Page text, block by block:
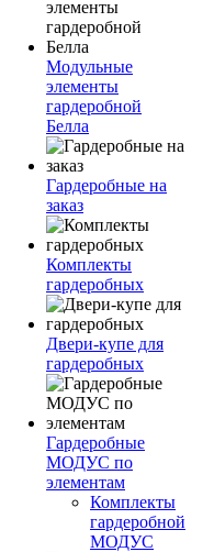
Модульные
элементы
гардеробной
Белла
Гардеробные на
заказ
Комплекты
гардеробных
Двери-купе для
гардеробных
Гардеробные
МОДУС по
элементам
Комплекты
гардеробной
МОДУС